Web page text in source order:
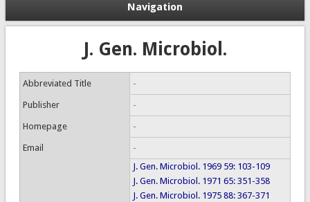
Navigation
J. Gen. Microbiol.
Abbreviated Title -
Publisher -
Homepage -
Email -
J. Gen. Microbiol. 1969 59: 103-109
J. Gen. Microbiol. 1971 65: 351-358
J. Gen. Microbiol. 1975 88: 367-371